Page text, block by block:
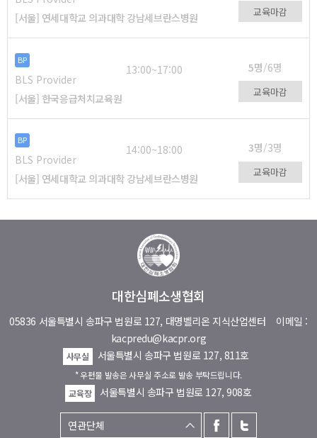
[서울] 연세대학교 의과대학 강남세브란스병원 교육마감
BP
BLS Provider
13:00~17:00 5명/6명
[서울] 한국응급처치교육원 교육마감
BP
BLS Provider
14:00~18:00 3명/3명
[서울] 연세대학교 의과대학 강남세브란스병원 교육마감
대한심폐소생협회
05836 서울특별시 송파구 법원로 127, 대명벨리온 지식산업센터 이메일 :
kacpredu@kacpr.org
사무실 서울특별시 송파구 법원로 127, 811호
* 우편물 발송은 사무실 주소로 발송 부탁드립니다.
교육장
서울특별시 송파구 법원로 127, 908호